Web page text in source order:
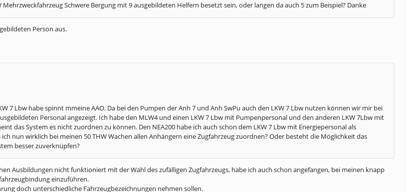
Mehrzweckfahrzeug Schwere Bergung mit 9 ausgebildeten Helfern besetzt sein, oder langen da auch 5 zum Beispiel? Danke
Person aus.
7 Lbw habe spinnt mmeine AAO. Da bei den Pumpen der Anh 7 und Anh SwPu auch den LKW 7 Lbw nutzen können wir mir bei
Personal angezeigt. Ich habe den MLW4 und einen LKW 7 Lbw mit Pumpenpersonal und den anderen LKW 7Lbw mit
das System es nicht zuordnen zu können. Den NEA200 habe ich auch schon dem LKW 7 Lbw mit Energiepersonal als
nun wirklich bei meinen 50 THW Wachen allen Anhängern eine Zugfahrzeug zuordnen? Oder besteht die Möglichkeit das
besser zuverknüpfen?
Ausbildungen nicht funktioniert mit der Wahl des zufälligen Zugfahrzeugs, habe ich auch schon angefangen, bei meinen knapp
einzuführen.
doch unterschiedliche Fahrzeugbezeichnungen nehmen sollen.